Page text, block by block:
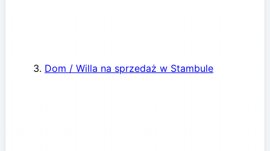
Dom / Willa na sprzedaż w Stambule